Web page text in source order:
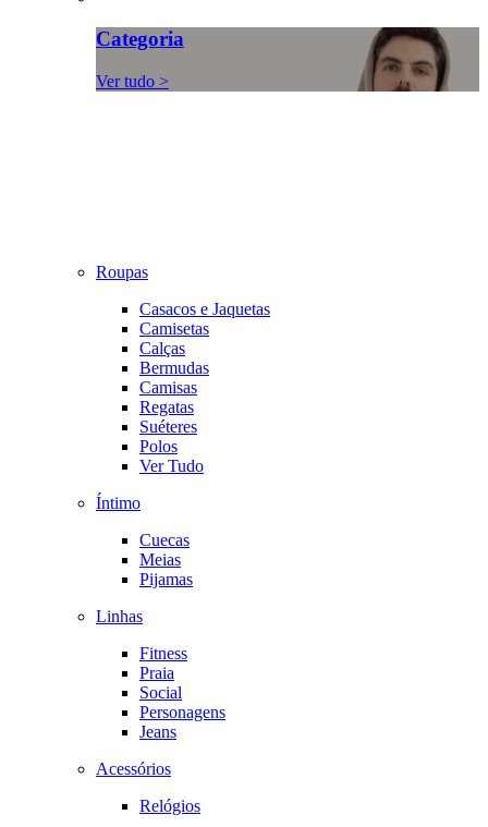
Categoria
Ver tudo >
Roupas
Casacos e Jaquetas
Camisetas
Calças
Bermudas
Camisas
Regatas
Suéteres
Polos
Ver Tudo
Íntimo
Cuecas
Meias
Pijamas
Linhas
Fitness
Praia
Social
Personagens
Jeans
Acessórios
Relógios